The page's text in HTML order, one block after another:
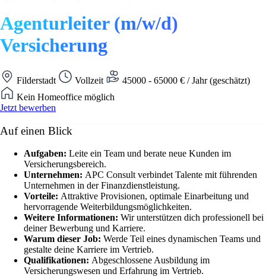
Agenturleiter (m/w/d)
Versicherung
Filderstadt Vollzeit
45000 - 65000 € / Jahr (geschätzt)
Kein Homeoffice möglich
Jetzt bewerben
Auf einen Blick
Aufgaben: Leite ein Team und berate neue Kunden im
Versicherungsbereich.
Unternehmen: APC Consult verbindet Talente mit führenden
Unternehmen in der Finanzdienstleistung.
Vorteile: Attraktive Provisionen, optimale Einarbeitung und
hervorragende Weiterbildungsmöglichkeiten.
Weitere Informationen: Wir unterstützen dich professionell bei
deiner Bewerbung und Karriere.
Warum dieser Job: Werde Teil eines dynamischen Teams und
gestalte deine Karriere im Vertrieb.
Qualifikationen: Abgeschlossene Ausbildung im
Versicherungswesen und Erfahrung im Vertrieb.